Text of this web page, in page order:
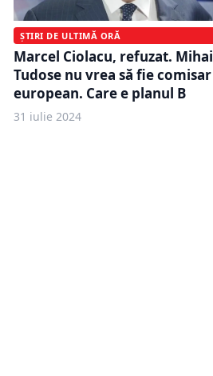
ȘTIRI DE ULTIMĂ ORĂ
Marcel Ciolacu, refuzat. Mihai
Tudose nu vrea să fie comisar
european. Care e planul B
31 iulie 2024